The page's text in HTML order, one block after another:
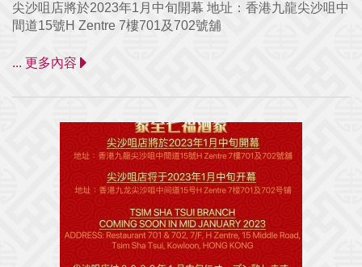
尖沙咀店將於2023年1月中旬開幕 地址：香港九龍尖沙咀中
間道15號H Zentre 7樓701及702號舖
... 更多內容